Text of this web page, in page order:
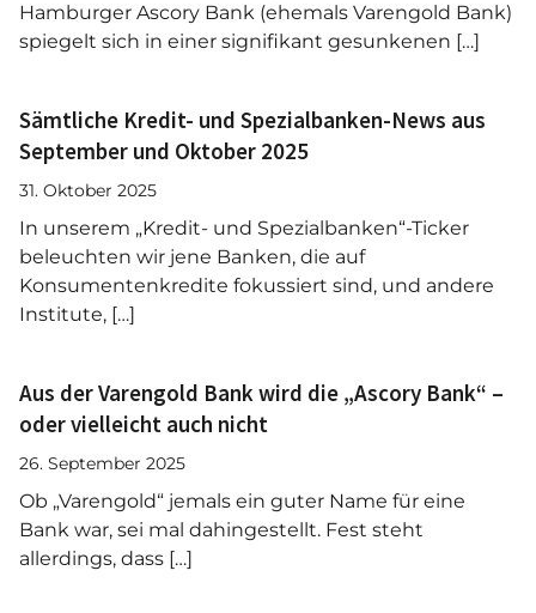
Hamburger Ascory Bank (ehemals Varengold Bank)
spiegelt sich in einer signifikant gesunkenen […]
Sämtliche Kredit- und Spezialbanken-News aus
September und Oktober 2025
31. Oktober 2025
In unserem „Kredit- und Spezialbanken“-Ticker
beleuchten wir jene Banken, die auf
Konsumentenkredite fokussiert sind, und andere
Institute, […]
Aus der Varengold Bank wird die „Ascory Bank“ –
oder vielleicht auch nicht
26. September 2025
Ob „Varengold“ jemals ein guter Name für eine
Bank war, sei mal dahingestellt. Fest steht
allerdings, dass […]